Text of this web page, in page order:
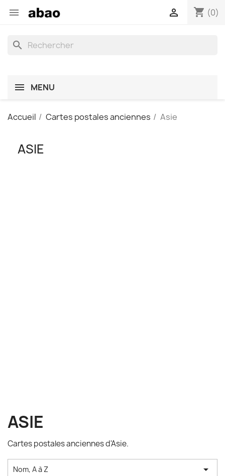
 shopping_cart (0)

search
MENU
Accueil Cartes postales anciennes Asie
ASIE
ASIE
Cartes postales anciennes d'Asie.
Nom, A à Z 